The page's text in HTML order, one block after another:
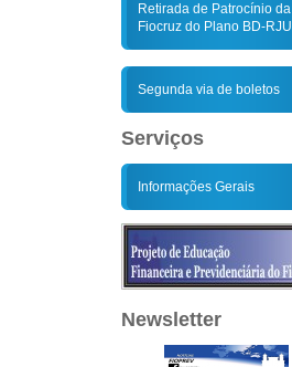
Retirada de Patrocínio da
Fiocruz do Plano BD-RJU
Segunda via de boletos
Serviços
Informações Gerais
Newsletter